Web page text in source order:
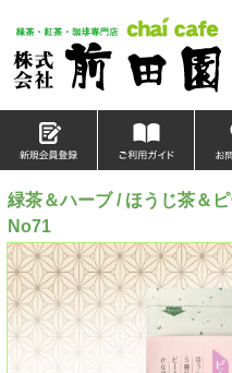
緑茶＆ハーブ / ほうじ茶＆
No71